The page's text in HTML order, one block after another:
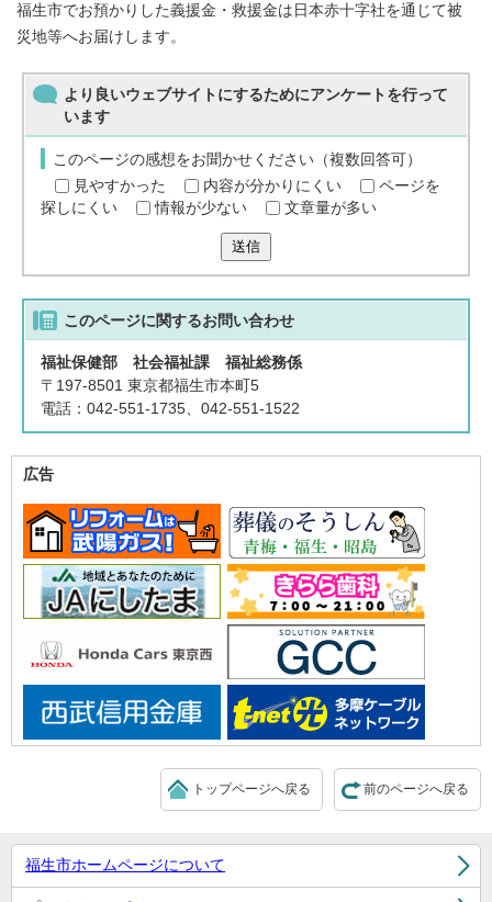
福生市でお預かりした義援金・救援金は日本赤十字社を通じて被
災地等へお届けします。
より良いウェブサイトにするためにアンケートを行って
います
このページの感想をお聞かせください（複数回答可）
見やすかった
内容が分かりにくい
ページを
探しにくい
情報が少ない 文章量が多い
送信
このページに関するお問い合わせ
福祉保健部 社会福祉課 福祉総務係
〒197-8501 東京都福生市本町5
電話：042-551-1735、042-551-1522
広告
前のページへ戻る
トップページへ戻る
福生市ホームページについて